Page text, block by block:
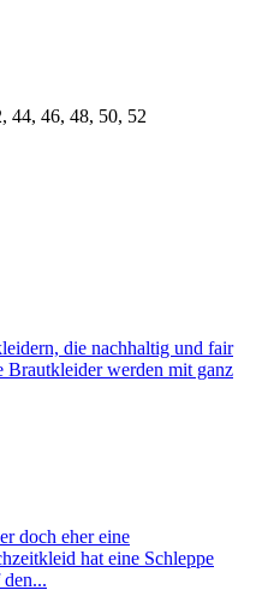
44, 46, 48, 50, 52
die nachhaltig und fair
Brautkleider werden mit ganz
doch eher eine
hat eine Schleppe